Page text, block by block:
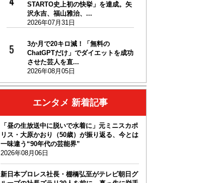
STARTO史上初の快挙」を達成。矢
沢永吉、福山雅治、...
2026年07月31日
3か月で20キロ減！「無料の
ChatGPTだけ」でダイエットを成功
させた芸人を直...
2026年08月05日
エンタメ 新着記事
「昼の生放送中に脱いで水着に」元ミニスカポ
リス・大原かおり（50歳）が振り返る、今とは
一味違う“90年代の芸能界”
2026年08月06日
新日本プロレス社長・棚橋弘至がテレビ朝日グ